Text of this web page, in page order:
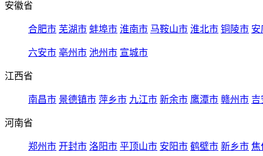
安徽省
合肥市 芜湖市 蚌埠市 淮南市 马鞍山市 淮北市 铜陵市 安
六安市 亳州市 池州市 宣城市
江西省
南昌市 景德镇市 萍乡市 九江市 新余市 鹰潭市 赣州市 吉
河南省
郑州市 开封市 洛阳市 平顶山市 安阳市 鹤壁市 新乡市 焦